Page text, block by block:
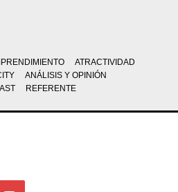
ATRACTIVIDAD
ANÁLISIS Y OPINIÓN
REFERENTE